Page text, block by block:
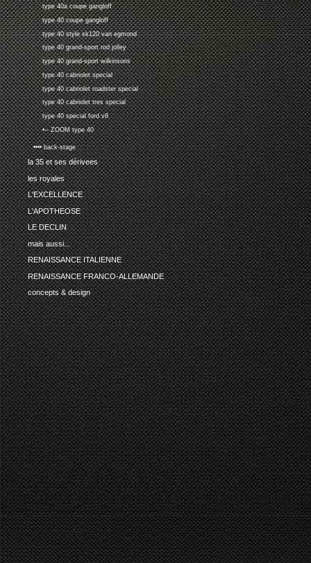
type 40a coupe gangloff
type 40 coupe gangloff
type 40 style xk120 van egmond
type 40 grand-sport rod jolley
type 40 grand-sport wilkinsons
type 40 cabriolet special
type 40 cabriolet roadster special
type 40 cabriolet tres special
type 40 special ford v8
•-- ZOOM type 40
•••• back-stage
la 35 et ses dérivees
les royales
L'EXCELLENCE
L'APOTHEOSE
LE DECLIN
mais aussi...
RENAISSANCE ITALIENNE
RENAISSANCE FRANCO-ALLEMANDE
concepts & design